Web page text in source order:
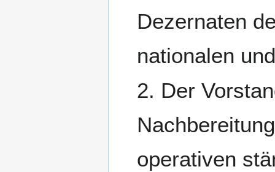
Dezernaten
nationalen
2. Der
operativen